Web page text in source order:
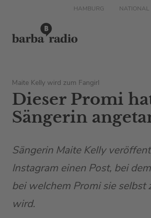
HAMBURG NATIONAL
Maite Kelly wird zum Fangirl
Dieser Promi
Sängerin
Sängerin Maite Kelly
Instagram einen Post, bei
bei welchem Promi sie selbst
wird.